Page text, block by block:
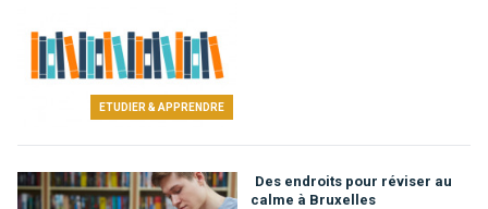
ETUDIER & APPRENDRE
Des endroits pour réviser au
calme à Bruxelles